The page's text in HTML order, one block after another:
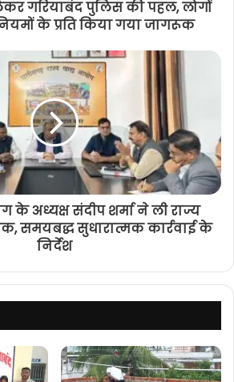
गरियाबंद पुलिस की पहल, लोगों
के प्रति किया गया जागरूक
के अध्यक्ष संदीप शर्मा ने ली राज्य
समयबद्ध सुधारात्मक कार्रवाई के
निर्देश